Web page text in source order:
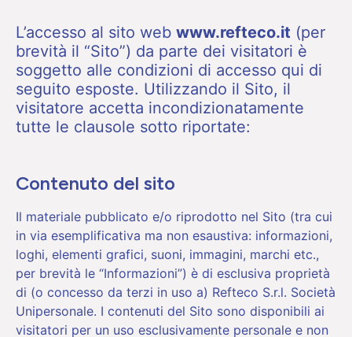
L’accesso al sito web www.refteco.it (per
brevità il “Sito”) da parte dei visitatori è
soggetto alle condizioni di accesso qui di
seguito esposte. Utilizzando il Sito, il
visitatore accetta incondizionatamente
tutte le clausole sotto riportate:
Contenuto del sito
Il materiale pubblicato e/o riprodotto nel Sito (tra cui
in via esemplificativa ma non esaustiva: informazioni,
loghi, elementi grafici, suoni, immagini, marchi etc.,
per brevità le “Informazioni”) è di esclusiva proprietà
di (o concesso da terzi in uso a) Refteco S.r.l. Società
Unipersonale. I contenuti del Sito sono disponibili ai
visitatori per un uso esclusivamente personale e non